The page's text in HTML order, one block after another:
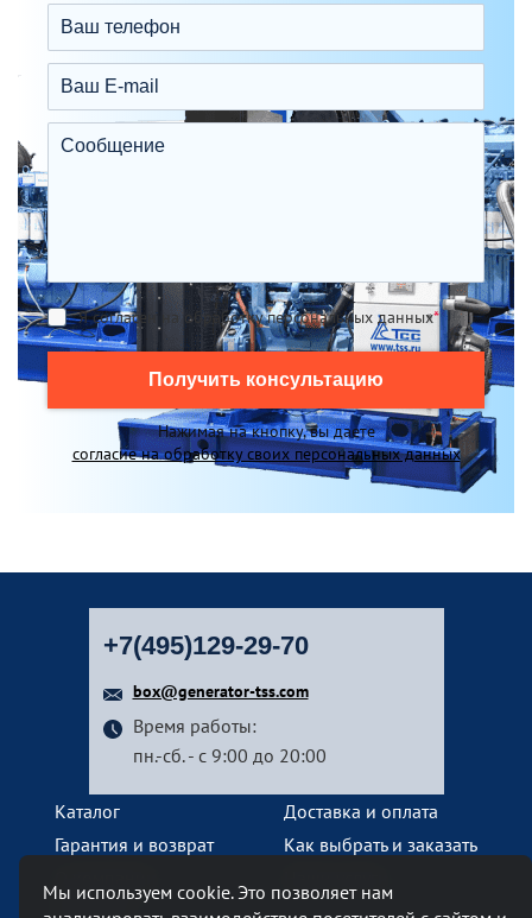
Я согласен на обработку персональных данных*
Получить консультацию
Нажимая на кнопку, вы даете
согласие на обработку своих персональных данных
+7(495)129-29-70
box@generator-tss.com
Время работы:
пн.-сб. - с 9:00 до 20:00
Каталог
Доставка и оплата
Гарантия и возврат
Как выбрать и заказать
Контакты
Мы используем cookie. Это позволяет нам